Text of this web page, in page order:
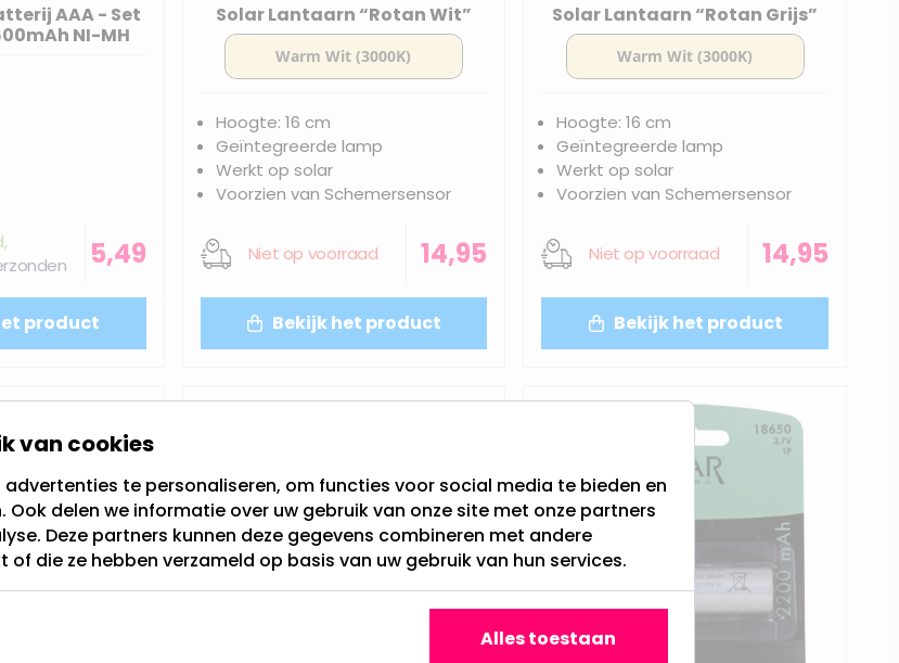
AAA - Set
NI-MH
5,49
product
Solar Lantaarn “Rotan Wit”
Hoogte: 16 cm
Geïntegreerde lamp
Werkt op solar
Voorzien van Schemersensor
Niet op voorraad 14,95
Bekijk het product
Solar Lantaarn “Rotan Grijs”
Hoogte: 16 cm
Geïntegreerde lamp
Werkt op solar
Voorzien van Schemersensor
Niet op voorraad 14,95
Bekijk het product
van cookies
te personaliseren, om functies voor social media te bieden en
delen we informatie over uw gebruik van onze site met onze partners
Deze partners kunnen deze gegevens combineren met andere
die ze hebben verzameld op basis van uw gebruik van hun services.
Alles toestaan